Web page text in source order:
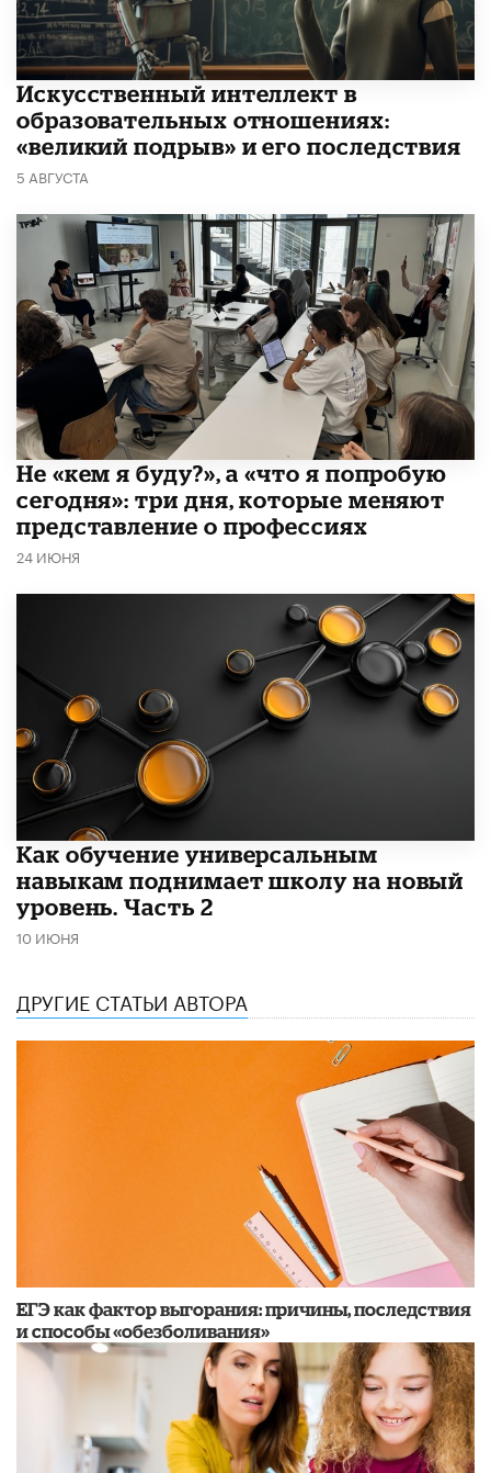
​Искусственный интеллект в
образовательных отношениях:
«великий подрыв» и его последствия
5 АВГУСТА
Не «кем я буду?», а «что я попробую
сегодня»: три дня, которые меняют
представление о профессиях
24 ИЮНЯ
​Как обучение универсальным
навыкам поднимает школу на новый
уровень. Часть 2
10 ИЮНЯ
ДРУГИЕ СТАТЬИ АВТОРА
​ЕГЭ как фактор выгорания: причины, последствия
и способы «обезболивания»